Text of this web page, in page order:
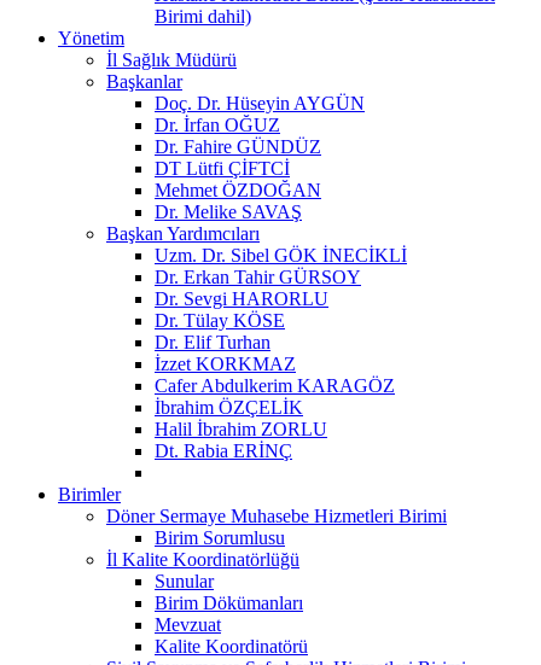
Birimi dahil)
Yönetim
İl Sağlık Müdürü
Başkanlar
Doç. Dr. Hüseyin AYGÜN
Dr. İrfan OĞUZ
Dr. Fahire GÜNDÜZ
DT Lütfi ÇİFTCİ
Mehmet ÖZDOĞAN
Dr. Melike SAVAŞ
Başkan Yardımcıları
Uzm. Dr. Sibel GÖK İNECİKLİ
Dr. Erkan Tahir GÜRSOY
Dr. Sevgi HARORLU
Dr. Tülay KÖSE
Dr. Elif Turhan
İzzet KORKMAZ
Cafer Abdulkerim KARAGÖZ
İbrahim ÖZÇELİK
Halil İbrahim ZORLU
Dt. Rabia ERİNÇ
Birimler
Döner Sermaye Muhasebe Hizmetleri Birimi
Birim Sorumlusu
İl Kalite Koordinatörlüğü
Sunular
Birim Dökümanları
Mevzuat
Kalite Koordinatörü